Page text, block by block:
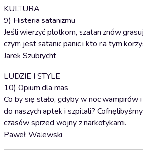
KULTURA
9) Histeria satanizmu
Jeśli wierzyć plotkom, szatan znów
czym jest satanic panic i kto na tym
Jarek Szubrycht
LUDZIE I STYLE
10) Opium dla mas
Co by się stało, gdyby w noc wampirów
do naszych aptek i szpitali?
czasów sprzed wojny z narkotykami.
Paweł Walewski